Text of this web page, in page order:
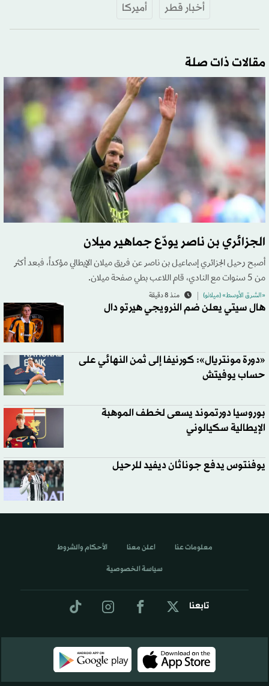
أخبار قطر
أميركا
مقالات ذات صلة
الجزائري بن ناصر يودّع جماهير ميلان
أصبح رحيل الجزائري إسماعيل بن ناصر عن فريق ميلان الإيطالي مؤكداً، فبعد أكثر
من 5 سنوات مع النادي، قام اللاعب بطي صفحة ميلان.
«الشرق الأوسط» (ميلانو) منذ 8 دقيقة
هال سيتي يعلن ضم النرويجي هيرتو دال
«دورة مونتريال»: كورنيفا إلى ثمن النهائي على
حساب يوفيتش
بوروسيا دورتموند يسعى لخطف الموهبة
الإيطالية سكيالوني
يوفنتوس يدفع جوناثان ديفيد للرحيل
تابعنا
معلومات عنا اعلن معنا الأحكام والشروط
سياسة الخصوصية